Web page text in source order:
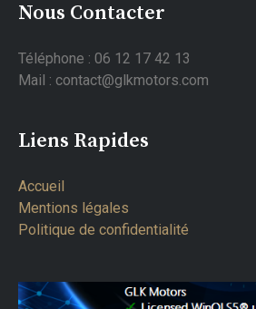
Nous Contacter
Téléphone : 06 12 17 42 13
Mail : contact@glkmotors.com
Liens Rapides
Accueil
Mentions légales
Politique de confidentialité